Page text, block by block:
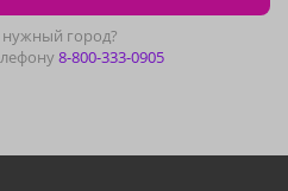
город?
8-800-333-0905